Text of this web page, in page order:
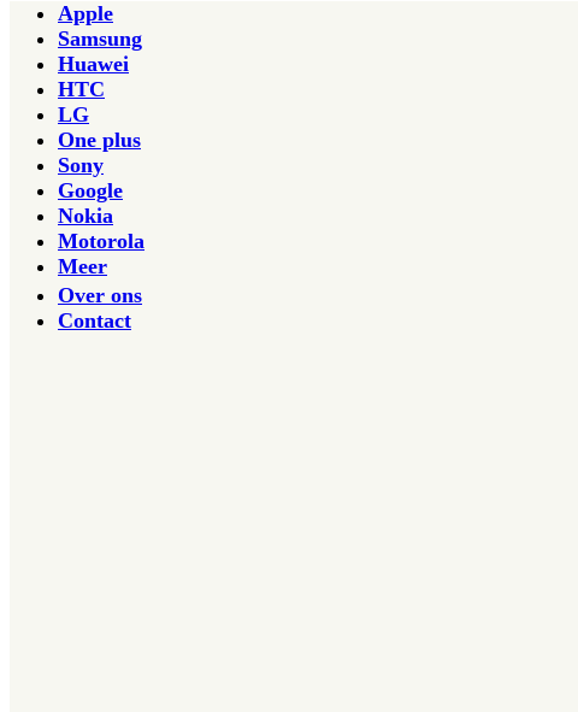
Apple
Samsung
Huawei
HTC
LG
One plus
Sony
Google
Nokia
Motorola
Meer
Over ons
Contact